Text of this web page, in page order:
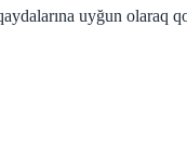
uyğun olaraq